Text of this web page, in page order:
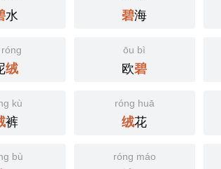
水 碧海
绒
ōu bì
欧碧
kù
裤
róng huā
绒花
bù róng máo